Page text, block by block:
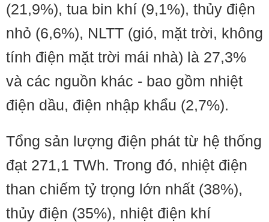
(21,9%), tua bin khí (9,1%), thủy điện
nhỏ (6,6%), NLTT (gió, mặt trời, không
tính điện mặt trời mái nhà) là 27,3%
và các nguồn khác - bao gồm nhiệt
điện dầu, điện nhập khẩu (2,7%).
Tổng sản lượng điện phát từ hệ thống
đạt 271,1 TWh. Trong đó, nhiệt điện
than chiếm tỷ trọng lớn nhất (38%),
thủy điện (35%), nhiệt điện khí